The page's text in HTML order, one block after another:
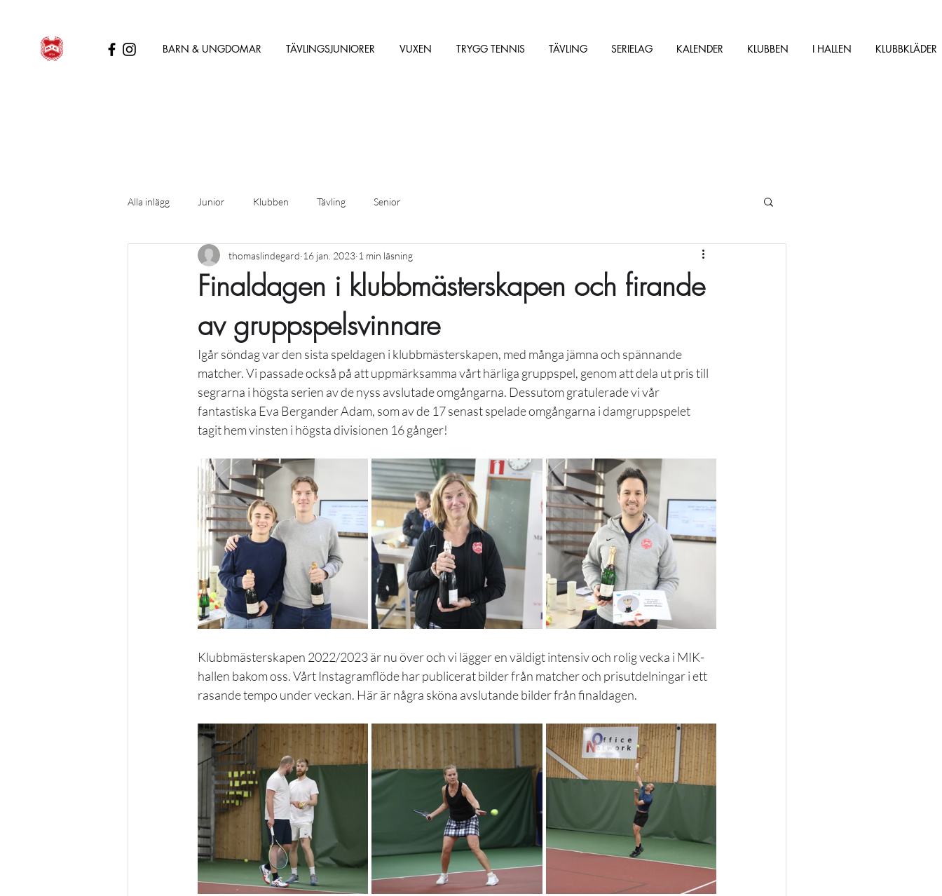
BARN & UNGDOMAR TÄVLINGSJUNIORER VUXEN TRYGG TENNIS TÄVLING SERIELAG KALENDER KLUBBEN I HALLEN KLUBBKLÄDER
Alla inlägg Junior Klubben Tävling Senior
Finaldagen i klubbmästerskapen och firande
av gruppspelsvinnare
thomaslindegard 16 jan. 2023 1 min läsning
Igår söndag var den sista speldagen i klubbmästerskapen, med många jämna och spännande
matcher. Vi passade också på att uppmärksamma vårt härliga gruppspel, genom att dela ut pris till
segrarna i högsta serien av de nyss avslutade omgångarna. Dessutom gratulerade vi vår
fantastiska Eva Bergander Adam, som av de 17 senast spelade omgångarna i damgruppspelet
tagit hem vinsten i högsta divisionen 16 gånger!
Klubbmästerskapen 2022/2023 är nu över och vi lägger en väldigt intensiv och rolig vecka i MIK-
hallen bakom oss. Vårt Instagramflöde har publicerat bilder från matcher och prisutdelningar i ett
rasande tempo under veckan. Här är några sköna avslutande bilder från finaldagen.